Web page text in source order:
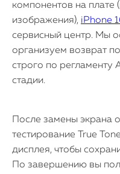
компонентов на плате
изображения), iPhone
сервисный центр. Мы
организуем возврат
строго по регламенту
стадии.
После замены экрана
тестирование True
дисплея, чтобы
По завершению вы